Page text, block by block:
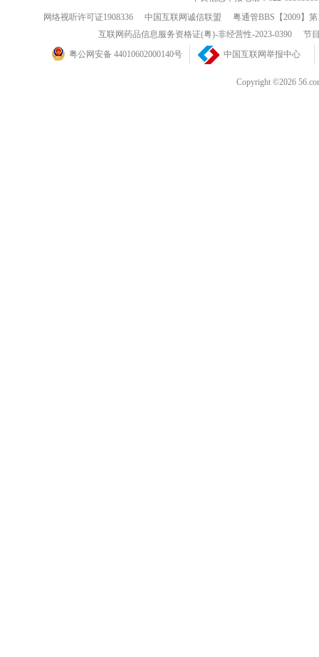
网络视听许可证1908336
中国互联网诚信联盟
粤通管BBS【2009】
互联网药品信息服务资格证(粤)-非经营性-2023-0390
节
粤公网安备 44010602000140号
中国互联网举报中心
Copyright ©2026